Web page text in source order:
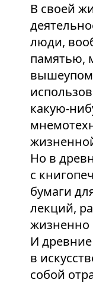
В своей
люди,
памятью,
какую-
Но в
с
бумаги
лекций,
жизненно
И
в
собой